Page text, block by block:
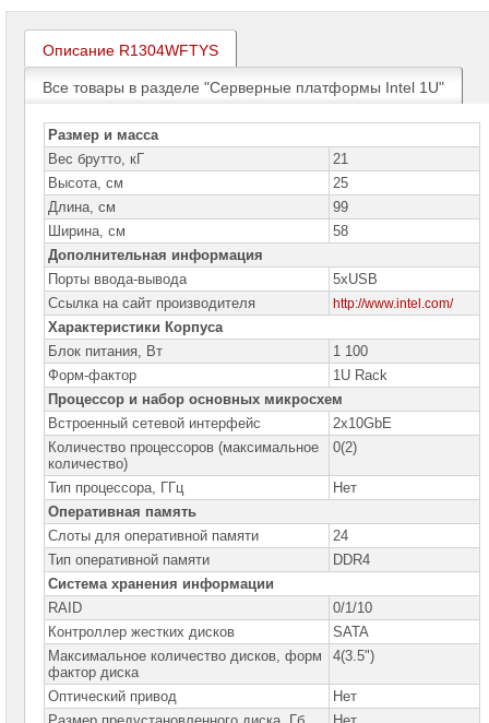
Принтеры
Серверы
Brand
Пассивное
сетевое
оборудование
Активное
сетевое
оборудование
СХД
системы
хранения
данных
Компоненты
компьютеров
Компоненты
серверов
Серверные
платформы
Серверные
платформы
MSI
Серверные
платформы
GOOXI
Серверные
платформы
Описание R1304WFTYS
Все товары в разделе "Серверные платформы Intel 1U"
Размер и масса
Вес брутто, кГ
21
Высота, см
25
Длина, см
99
Ширина, см
58
Дополнительная информация
Порты ввода-вывода
5xUSB
Ссылка на сайт производителя
http://www.intel.com/
Характеристики Корпуса
Блок питания, Вт
1 100
Форм-фактор
1U Rack
Процессор и набор основных микросхем
Встроенный сетевой интерфейс
2x10GbE
Количество процессоров (максимальное
количество)
0(2)
Тип процессора, ГГц
Нет
Оперативная память
Слоты для оперативной памяти
24
Тип оперативной памяти
DDR4
Система хранения информации
RAID
0/1/10
Контроллер жестких дисков
SATA
Максимальное количество дисков, форм
фактор диска
4(3.5")
Оптический привод
Нет